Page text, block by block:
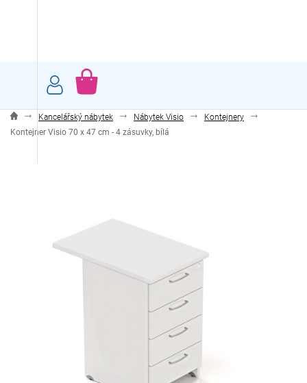
NÁKUPNÍ
Kancelářský nábytek Nábytek Visio
Kontejnery
Kontejner Visio 70 x 47 cm - 4 zásuvky, bílá